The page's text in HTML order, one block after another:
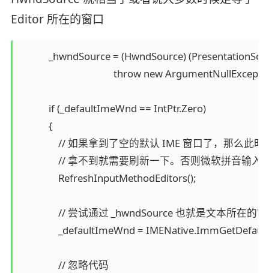
Editor 所在的窗口
_hwndSource = (HwndSource)
throw new
            if (_defaultImeWnd == IntPtr.Zero)
            {
// 如果拿到了空的默认 IME 窗口了，那
// 拿不到就需要刷新一下。否则微软拼音
                RefreshInputMethodEditors();
// 尝试通过 _hwndSource 也就是文本所在的
_defaultImeWnd =
                // 忽略代码